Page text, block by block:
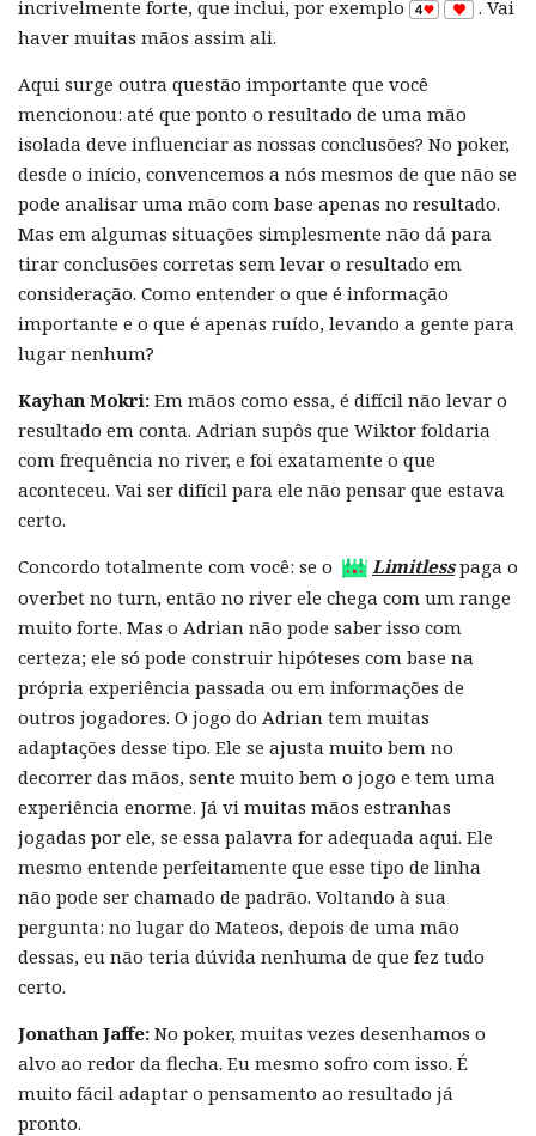
incrivelmente forte, que inclui, por exemplo
. Vai
haver muitas mãos assim ali.
Aqui surge outra questão importante que você
mencionou: até que ponto o resultado de uma mão
isolada deve influenciar as nossas conclusões? No poker,
desde o início, convencemos a nós mesmos de que não se
pode analisar uma mão com base apenas no resultado.
Mas em algumas situações simplesmente não dá para
tirar conclusões corretas sem levar o resultado em
consideração. Como entender o que é informação
importante e o que é apenas ruído, levando a gente para
lugar nenhum?
Kayhan Mokri: Em mãos como essa, é difícil não levar o
resultado em conta. Adrian supôs que Wiktor foldaria
com frequência no river, e foi exatamente o que
aconteceu. Vai ser difícil para ele não pensar que estava
certo.
Concordo totalmente com você: se o
Limitless paga o
overbet no turn, então no river ele chega com um range
muito forte. Mas o Adrian não pode saber isso com
certeza; ele só pode construir hipóteses com base na
própria experiência passada ou em informações de
outros jogadores. O jogo do Adrian tem muitas
adaptações desse tipo. Ele se ajusta muito bem no
decorrer das mãos, sente muito bem o jogo e tem uma
experiência enorme. Já vi muitas mãos estranhas
jogadas por ele, se essa palavra for adequada aqui. Ele
mesmo entende perfeitamente que esse tipo de linha
não pode ser chamado de padrão. Voltando à sua
pergunta: no lugar do Mateos, depois de uma mão
dessas, eu não teria dúvida nenhuma de que fez tudo
certo.
Jonathan Jaffe: No poker, muitas vezes desenhamos o
alvo ao redor da flecha. Eu mesmo sofro com isso. É
muito fácil adaptar o pensamento ao resultado já
pronto.